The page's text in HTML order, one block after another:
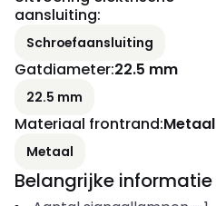
aansluiting:
Schroefaansluiting
Gatdiameter:22.5 mm
22.5 mm
Materiaal frontrand:Metaal
Metaal
Belangrijke informatie